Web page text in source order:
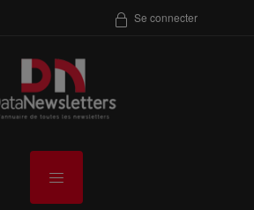
Se connecter